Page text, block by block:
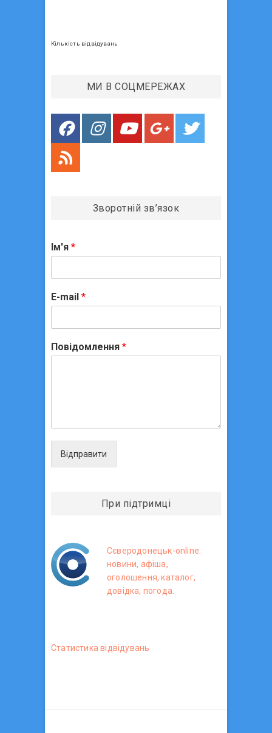
Кількість відвідувань
МИ В СОЦМЕРЕЖАХ
Зворотній зв’язок
Ім'я *
E-mail *
Повідомлення *
Відправити
При підтримці
Сєверодонецьк-online:
новини, афіша,
оголошення, каталог,
довідка, погода.
Статистика вiдвiдувань